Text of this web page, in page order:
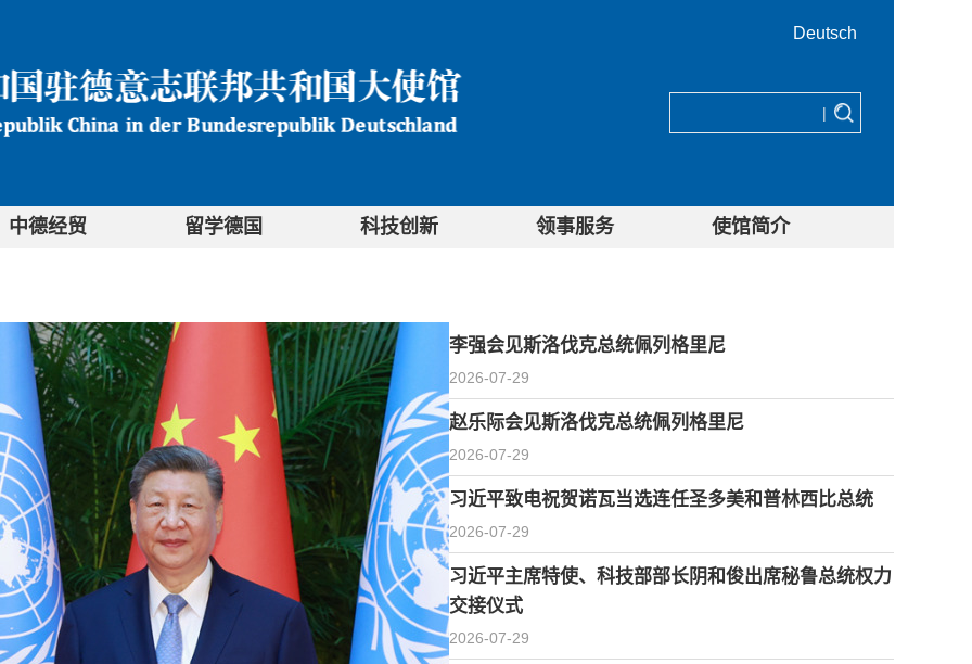
Deutsch
|
中德经贸 留学德国 科技创新 领事服务 使馆简介
李强会见斯洛伐克总统佩列格里尼
2026-07-29
赵乐际会见斯洛伐克总统佩列格里尼
2026-07-29
习近平致电祝贺诺瓦当选连任圣多美和普林西比总统
2026-07-29
习近平主席特使、科技部部长阴和俊出席秘鲁总统权力
交接仪式
2026-07-29